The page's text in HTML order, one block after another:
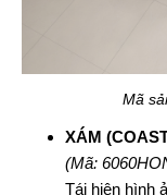
Mã
XÁM
(Mã:
Tái hiện hình